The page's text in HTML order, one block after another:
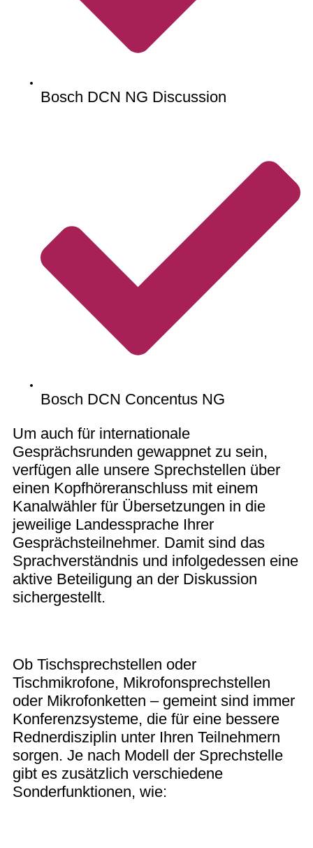
Bosch DCN NG Discussion
Bosch DCN Concentus NG
Um auch für internationale
Gesprächsrunden gewappnet zu sein,
verfügen alle unsere Sprechstellen über
einen Kopfhöreranschluss mit einem
Kanalwähler für Übersetzungen in die
jeweilige Landessprache Ihrer
Gesprächsteilnehmer. Damit sind das
Sprachverständnis und infolgedessen eine
aktive Beteiligung an der Diskussion
sichergestellt.
Ob Tischsprechstellen oder
Tischmikrofone, Mikrofonsprechstellen
oder Mikrofonketten – gemeint sind immer
Konferenzsysteme, die für eine bessere
Rednerdisziplin unter Ihren Teilnehmern
sorgen. Je nach Modell der Sprechstelle
gibt es zusätzlich verschiedene
Sonderfunktionen, wie: